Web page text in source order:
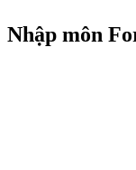
Nhập môn